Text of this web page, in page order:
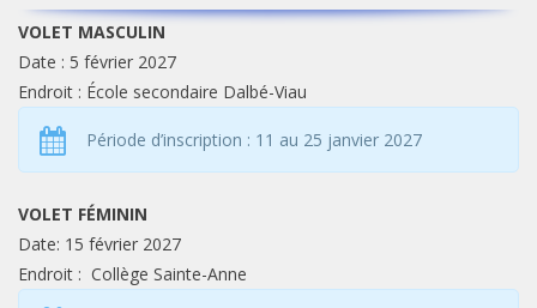
VOLET MASCULIN
Date : 5 février 2027
Endroit : École secondaire Dalbé-Viau
Période d’inscription : 11 au 25 janvier 2027
VOLET FÉMININ
Date: 15 février 2027
Endroit : Collège Sainte-Anne